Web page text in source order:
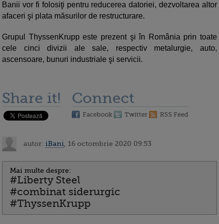
Banii vor fi folosiţi pentru reducerea datoriei, dezvoltarea altor
afaceri şi plata măsurilor de restructurare.
Grupul ThyssenKrupp este prezent şi în România prin toate
cele cinci divizii ale sale, respectiv metalurgie, auto,
ascensoare, bunuri industriale şi servicii.
Share it! Connect
Facebook Twitter RSS Feed
autor: iBani , 16 octombrie 2020 09:53
Mai multe despre:
#Liberty Steel
#combinat siderurgic
#ThyssenKrupp